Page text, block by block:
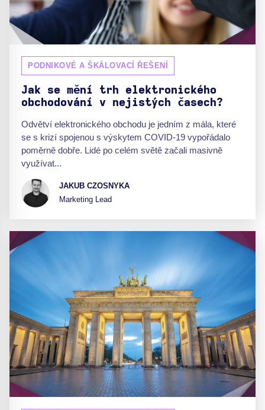
PODNIKOVÉ A ŠKÁLOVACÍ ŘEŠENÍ
Jak se mění trh elektronického
obchodování v nejistých časech?
Odvětví elektronického obchodu je jedním z mála, které
se s krizí spojenou s výskytem COVID-19 vypořádalo
poměrně dobře. Lidé po celém světě začali masivně
využívat...
JAKUB CZOSNYKA
Marketing Lead